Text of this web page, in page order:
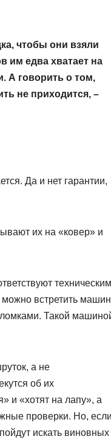
чтобы они взяли
им едва хватает на
А говорить о том,
не приходится, –
Да и нет гарантии,
их на «ковер» и
техническим
можно встретить
Такой
а не
об их
и «хотят на лапу», а
проверки. Но, если
искать виновных